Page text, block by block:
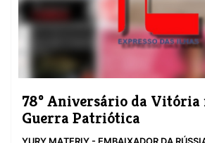
78º Aniversário da Vitória
Guerra Patriótica